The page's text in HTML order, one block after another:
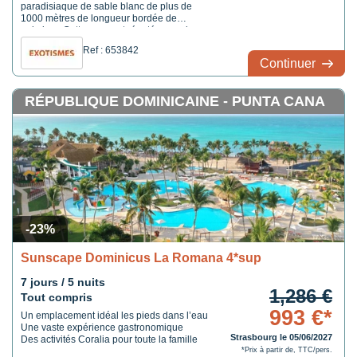
paradisiaque de sable blanc de plus de
1000 mètres de longueur bordée de
palmiers. Cette zone est réputée pour la
réplique d'un village méditerranéen du XVIe
siècle. L'hôtel Bahia Principe Explore La
Romana a été totalement rénové et se ...
Ref : 653842
Continuer
-23%
RÉPUBLIQUE DOMINICAINE - PUNTA CANA
Sunscape Dominicus La Romana 4*sup
7 jours / 5 nuits
Tout compris
Un emplacement idéal les pieds dans l’eau
Une vaste expérience gastronomique
Des activités Coralia pour toute la famille
1,286 €
993 €*
Strasbourg le 05/06/2027
*Prix à partir de, TTC/pers.